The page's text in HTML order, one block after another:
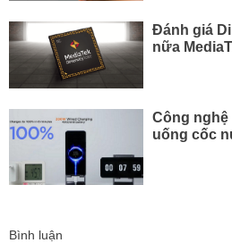
Đánh giá
nữa
Công nghệ
uống cốc
Bình luận